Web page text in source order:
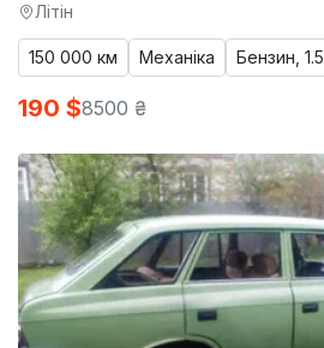
Літін
150 000 км Механіка Бензин, 1.5
190 $8500 ₴